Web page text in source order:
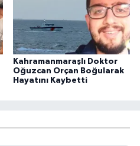
Kahramanmaraşlı Doktor
Oğuzcan Orçan Boğularak
Hayatını Kaybetti